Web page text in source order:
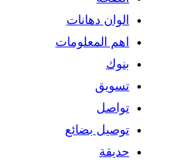
الوان دهانات
اهم المعلومات
بنوك
تسويق
تواصل
توصيل بضائع
حديقة